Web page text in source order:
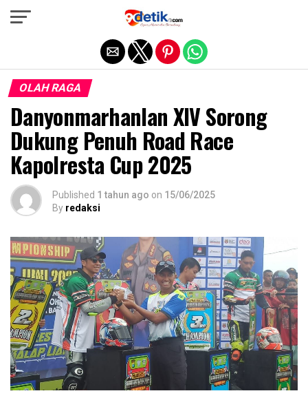
OLAH RAGA
Danyonmarhanlan XIV Sorong
Dukung Penuh Road Race
Kapolresta Cup 2025
Published 1 tahun ago on 15/06/2025
By redaksi
Exit mobile version